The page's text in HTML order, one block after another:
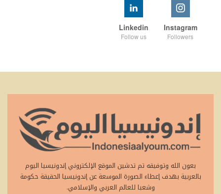
Instagram
Followers
Linkedin
Follow us
بعون الله وتوفيقه تم تدشين الموقع الإلكتروني إندونيسيا اليوم
بالعربية بهدف إعطاء الصورة الموسعة عن إندونيسيا الحقيقة حكومة
وشعبا للعالم العربي والإسلامي.